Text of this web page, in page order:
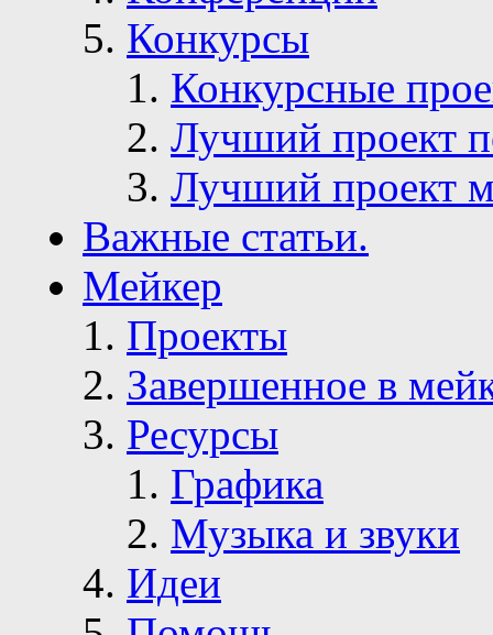
Конкурсы
Конкурсные
Лучший проект
Лучший проект
Важные статьи.
Мейкер
Проекты
Завершенное в
Ресурсы
Графика
Музыка и звуки
Идеи